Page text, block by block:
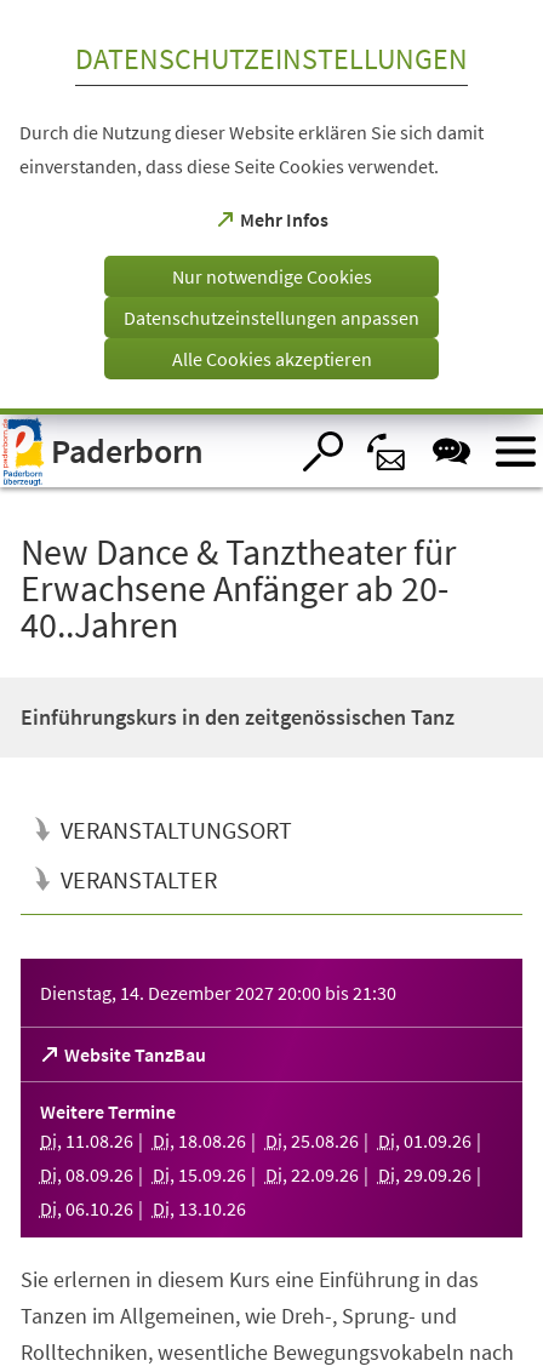
Visuelle
Assistenzsoftware
öffnen.
DATENSCHUTZEINSTELLUNGEN
Durch die Nutzung dieser Website erklären Sie sich damit
einverstanden, dass diese Seite Cookies verwendet.
Mehr Infos
(Öffnet
einem
Tab)
Nur notwendige Cookies
Datenschutzeinstellungen anpassen
Alle Cookies akzeptieren
Paderborn
New Dance & Tanztheater für
Erwachsene Anfänger ab 20-
40..Jahren
Einführungskurs in den zeitgenössischen Tanz
VERANSTALTUNGSORT
VERANSTALTER
Dienstag, 14. Dezember 202720:00 bis21:30
Website TanzBau
(Öffnet
in
einem
neuen
Tab)
Weitere Termine
Di, 11 .08.26 Di, 18.08.26 Di, 25.08.26 Di, 01 .09.26
Di, 08.09.26 Di, 15.09.26 Di, 22.09.26 Di, 29.09.26
Di, 06.10.26 Di, 13.10.26
Sie erlernen in diesem Kurs eine Einführung in das
Tanzen im Allgemeinen, wie Dreh-, Sprung- und
Rolltechniken, wesentliche Bewegungsvokabeln nach